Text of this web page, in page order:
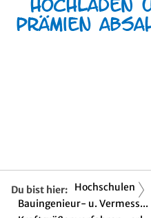
Du bist hier: Hochschulen
Bauingenieur- u. Vermess...